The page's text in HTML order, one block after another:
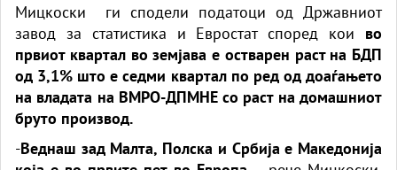
Мицкоски ги сподели податоци од Државниот
завод за статистика и Евростат според кои во
првиот квартал во земјава е остварен раст на БДП
од 3,1% што е седми квартал по ред од доаѓањето
на владата на ВМРО-ДПМНЕ со раст на домашниот
бруто производ.
-Веднаш зад Малта, Полска и Србија е Македонија